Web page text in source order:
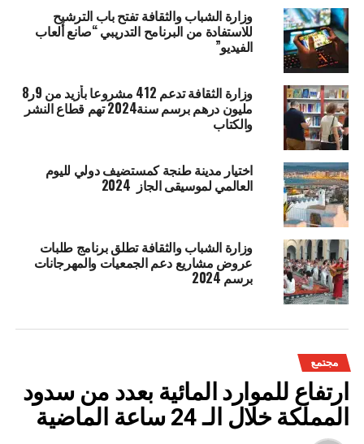
وزارة الشباب والثقافة تفتح باب الترشيح
للاستفادة من البرنامح التدريبي “صانع ألعاب
الفيديو”
وزارة الثقافة تدعم 412 مشروعا بأزيد من 9ر8
مليون درهم برسم سنة2024 تهم قطاع النشر
والكتاب
اختيار مدينة طنجة كمستضيف دولي لليوم
العالمي لموسيقى الجاز 2024
وزارة الشباب والثقافة تطلق برنامج طلبات
عروض مشاريع دعم الجمعيات والمهرجانات
برسم 2024
مجتمع
ارتفاع للموارد المائية بعدد من سدود
المملكة خلال الـ 24 ساعة الماضية